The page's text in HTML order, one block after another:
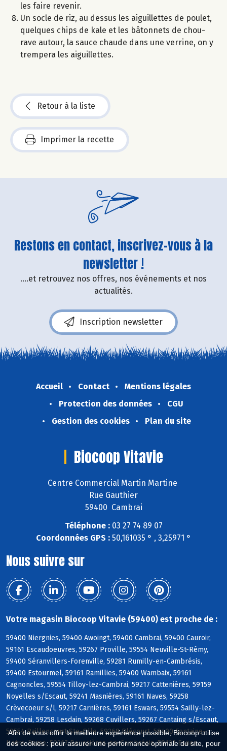
Afin de vous offrir la meilleure expérience possible, Biocoop utilise
des cookies : pour assurer une performance optimale du site, pour
les faire revenir.
Un socle de riz, au dessus les aiguillettes de poulet,
quelques chips de kale et les bâtonnets de chou-
rave autour, la sauce chaude dans une verrine, on y
trempera les aiguillettes.
Retour à la liste
Imprimer la recette
Restons en contact, inscrivez-vous à la
newsletter !
....et retrouvez nos offres, nos événements et nos
actualités.
Inscription newsletter
Accueil Contact
Mentions légales
Protection des données
CGU
Gestion des cookies
Plan du site
Biocoop Vitavie
Centre Commercial Martin Martine
Rue Gauthier
59400 Cambrai
Téléphone :03 27 74 89 07
Coordonnées GPS : 50,161035 ° , 3,25971 °
Nous suivre sur
Votre magasin Biocoop Vitavie (59400) est proche de :
59400 Niergnies, 59400 Awoingt, 59400 Cambrai, 59400 Cauroir,
59161 Escaudoeuvres, 59267 Proville, 59554 Neuville-St-Rémy,
59400 Séranvillers-Forenville, 59281 Rumilly-en-Cambrésis,
59400 Estourmel, 59161 Ramillies, 59400 Wambaix, 59161
Cagnoncles, 59554 Tilloy-lez-Cambrai, 59217 Cattenières, 59159
Noyelles s/Escaut, 59241 Masnières, 59161 Naves, 59258
Crèvecoeur s/l, 59217 Carnières, 59161 Eswars, 59554 Sailly-lez-
Cambrai, 59258 Lesdain, 59268 Cuvillers, 59267 Cantaing s/Escaut,
59554 Raillencourt-Ste-Olle, 59268 Blécourt, 59400 Fontaine-
Notre-Dame, 59217 Boussières-en-Cambrésis, 59127 Esnes